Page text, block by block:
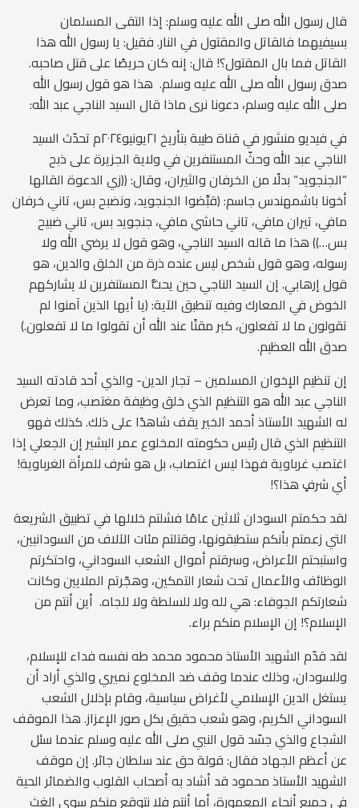
قال رسول الله صلى الله عليه وسلم: إذا التقى المسلمان
بسيفيهما فالقاتل والمقتول في النار. فقيل: يا رسول الله هذا
القاتل فما بال المقتول؟! قال: إنه كان حريصًا على قتل صاحبه.
صدق رسول الله صلى الله عليه وسلم. هذا هو قول رسول الله
صلى الله عليه وسلم، دعونا نرى ماذا قال السيد الناجي عبد الله:
في فيديو منشور في قناة طيبة بتأريخ ٢١يونيو٢٠٢٤م تحدّث السيد
الناجي عبد الله وحثّ المستنفرين في ولاية الجزيرة على ذبح
“الجنجويد” بدلًا من الخرفان والثيران، وقال: ((زي الدعوة القالها
أخونا باشمهندس جاسم: (قبِّضوا الجنجويد، ونضبح بس، تاني خرفان
مافي، تيران مافي، تاني حاشي مافي، جنجويد بس، تاني ضبيح
بس…)) هذا ما قاله السيد الناجي، وهو قول لا يرضي الله ولا
رسوله، وهو قول شخص ليس عنده ذرة من الخلق والدين، هو
قول إرهابي. إن السيد الناجي حين يحثُّ المستنفرين لا يشاركهم
الخوض في المعارك وفيه تنطبق الآية: (يا أيها الذين آمنوا لم
تقولون ما لا تفعلون، كبر مقتًا عند الله أن تقولوا ما لا تفعلون.)
صدق الله العظيم.
إن تنظيم الإخوان المسلمين – تجار الدين- والذي أحد قادته السيد
الناجي عبد الله هو التنظيم الذي خلق وظيفة مغتصب، وما تعرض
له الشهيد الأستاذ أحمد الخير يقف شاهدًا على ذلك. كذلك فهو
التنظيم الذي قال رئيس حكومته المخلوع عمر البشير إن الجعلي إذا
اغتصب غرباوية فهذا ليس اغتصاب، بل هو شرف للمرأة الغرباوية!
أي شرفٍ هذا؟!
لقد حكمتم السودان ثلاثين عامًا فشلتم خلالها في تطبيق الشريعة
التي زعمتم بأنكم ستطبقونها، وقتلتم مئات الآلاف من السودانيين،
واستبحتم الأعراض، وسرقتم أموال الشعب السوداني، واحتكرتم
الوظائف والأعمال تحت شعار التمكين، وهجّرتم الملايين وكانت
شعارتكم الجوفاء: هي لله ولا للسلطة ولا للجاه. أين أنتم من
الإسلام؟! إن الإسلام منكم براء.
لقد قدّم الشهيد الأستاذ محمود محمد طه نفسه فداء للإسلام،
وللسودان، وذلك عندما وقف ضد المخلوع نميري والذي أراد أن
يستغل الدين الإسلامي لأغراض سياسية، وقام بإذلال الشعب
السوداني الكريم، وهو شعب حقيق بكل صور الإعزاز. هذا الموقف
الشجاع والذي جسّد قول النبي صلى الله عليه وسلم عندما سئل
عن أعظم الجهاد فقال: قولة حق عند سلطان جائر. إن موقف
الشهيد الأستاذ محمود قد أشاد به أصحاب القلوب والضمائر الحية
في جميع أنحاء المعمورة، أما أنتم فلا نتوقع منكم سوى الغث